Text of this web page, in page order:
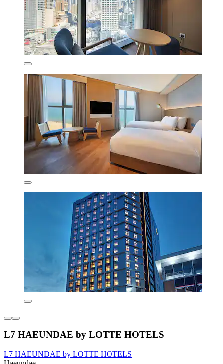
L7 HAEUNDAE by LOTTE HOTELS
L7 HAEUNDAE by LOTTE HOTELS